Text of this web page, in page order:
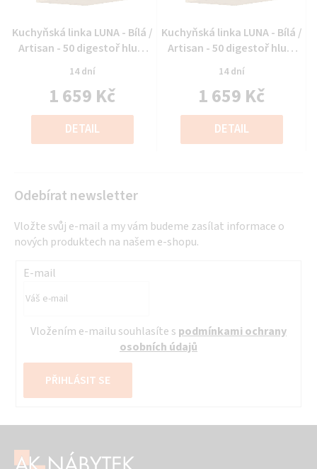
Průměrné
hodnocení
produktu
je
0,0
5
hvězdiček.
Kuchyňská linka LUNA - Bílá /
Artisan - 50 digestoř hlub.
(50 NAGU-36 1F)
14 dní
1 659 Kč
Měrná
cena:
DETAIL
Průměrné
hodnocení
produktu
je
0,0
5
hvězdiček.
Kuchyňská linka LUNA - Bílá /
Artisan - 50 digestoř hlub.
(50 NAGU-36 1F)
14 dní
1 659 Kč
Měrná
cena:
DETAIL
Odebírat newsletter
Vložte svůj e-mail a my vám budeme zasílat informace o
nových produktech na našem e-shopu.
E-mail
Vložením e-mailu souhlasíte s podmínkami ochrany
osobních údajů
PŘIHLÁSIT SE